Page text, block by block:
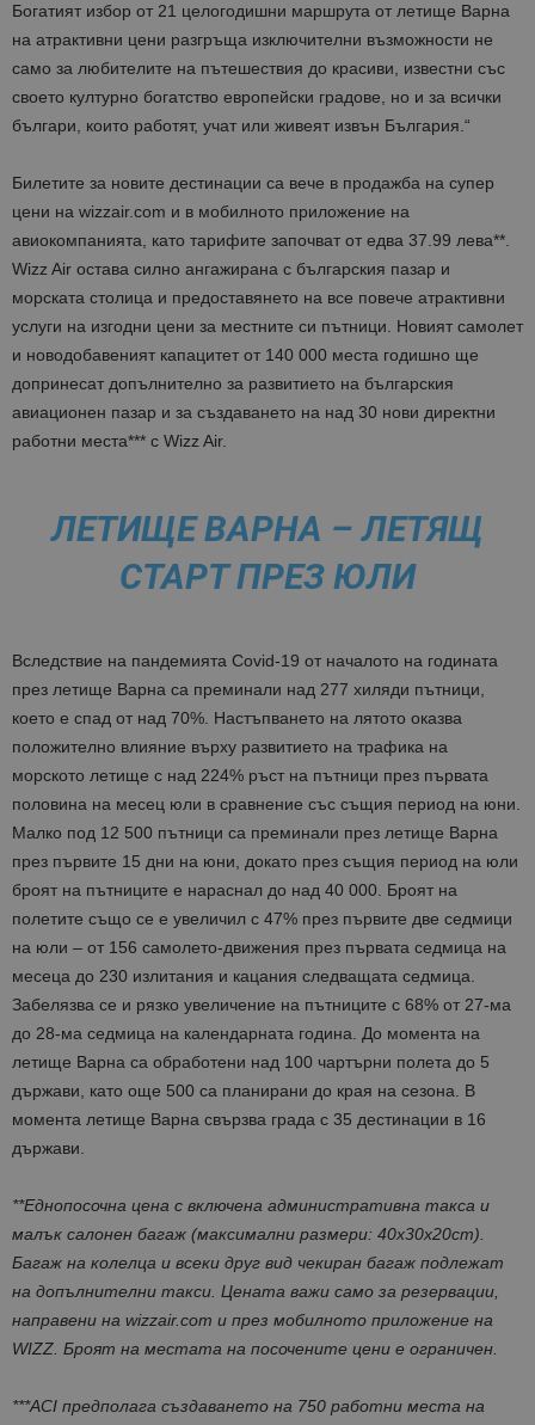
Богатият избор от 21 целогодишни маршрута от летище Варна
на атрактивни цени разгръща изключителни възможности не
само за любителите на пътешествия до красиви, известни със
своето културно богатство европейски градове, но и за всички
българи, които работят, учат или живеят извън България.“
Билетите за новите дестинации са вече в продажба на супер
цени на wizzair.com и в мобилното приложение на
авиокомпанията, като тарифите започват от едва 37.99 лева**.
Wizz Air остава силно ангажирана с българския пазар и
морската столица и предоставянето на все повече атрактивни
услуги на изгодни цени за местните си пътници. Новият самолет
и новодобавеният капацитет от 140 000 места годишно ще
допринесат допълнително за развитието на българския
авиационен пазар и за създаването на над 30 нови директни
работни места*** с Wizz Air.
ЛЕТИЩЕ ВАРНА – ЛЕТЯЩ
СТАРТ ПРЕЗ ЮЛИ
Вследствие на пандемията Covid-19 от началото на годината
през летище Варна са преминали над 277 хиляди пътници,
което е спад от над 70%. Настъпването на лятото оказва
положително влияние върху развитието на трафика на
морското летище с над 224% ръст на пътници през първата
половина на месец юли в сравнение със същия период на юни.
Малко под 12 500 пътници са преминали през летище Варна
през първите 15 дни на юни, докато през същия период на юли
броят на пътниците е нараснал до над 40 000. Броят на
полетите също се е увеличил с 47% през първите две седмици
на юли – от 156 самолето-движения през първата седмица на
месеца до 230 излитания и кацания следващата седмица.
Забелязва се и рязко увеличение на пътниците с 68% от 27-ма
до 28-ма седмица на календарната година. До момента на
летище Варна са обработени над 100 чартърни полета до 5
държави, като още 500 са планирани до края на сезона. В
момента летище Варна свързва града с 35 дестинации в 16
държави.
**Еднопосочна цена с включена административна такса и
малък салонен багаж (максимални размери: 40x30x20cm).
Багаж на колелца и всеки друг вид чекиран багаж подлежат
на допълнителни такси. Цената важи само за резервации,
направени на wizzair.com и през мобилното приложение на
WIZZ. Броят на местата на посочените цени е ограничен.
***ACI предполага създаването на 750 работни места на